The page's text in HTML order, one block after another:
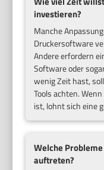
investieren?
Manche
Druckersoftware
Andere erfordern
Software oder
wenig Zeit hast,
Tools achten.
ist, lohnt sich eine
Welche
auftreten?